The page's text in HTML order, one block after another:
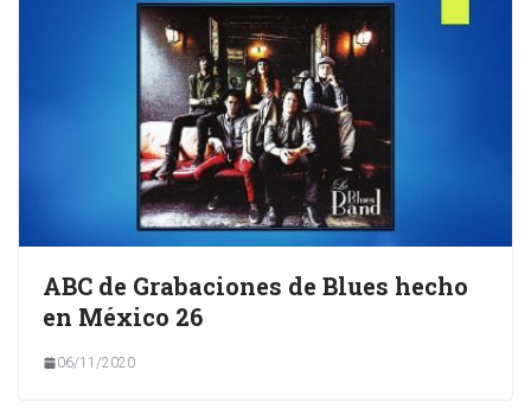
ABC de Grabaciones de Blues hecho
en México 26
06/11/2020